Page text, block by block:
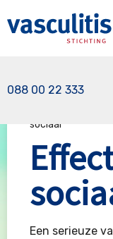
088 00 22 333
Zoek
Zoek
sociaal
Een serieuze